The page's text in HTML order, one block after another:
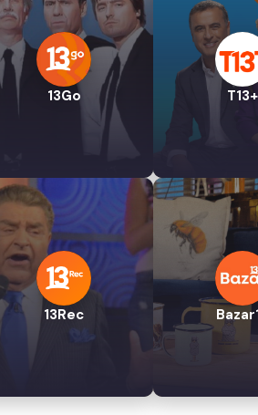
13Go T13+
13Rec